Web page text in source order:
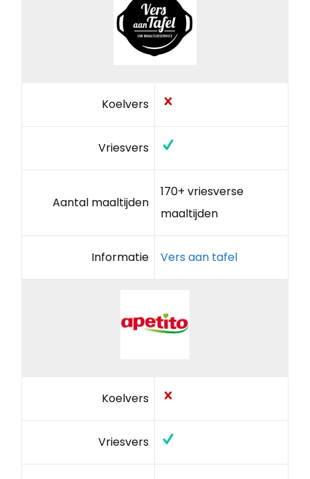
Koelvers
Vriesvers
Aantal maaltijden
170+ vriesverse
maaltijden
Informatie Vers aan tafel
Koelvers
Vriesvers